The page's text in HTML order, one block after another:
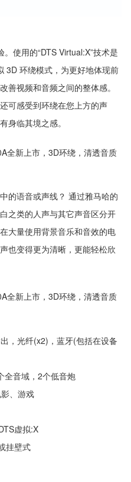
使用的“DTS Virtual:X”技术是
3D 环绕模式，为更好地体现前
善视频和音频之间的整体感。
可感受到环绕在您上方的声
身临其境之感。
的语音或声线？ 通过雅马哈的
之类的人声与其它声音区分开
大量使用背景音乐和音效的电
也变得更为清晰，更能轻松欣
，光纤(x2)，蓝牙(包括在设备
全音域，2个低音炮
、游戏
虚拟:X
挂壁式